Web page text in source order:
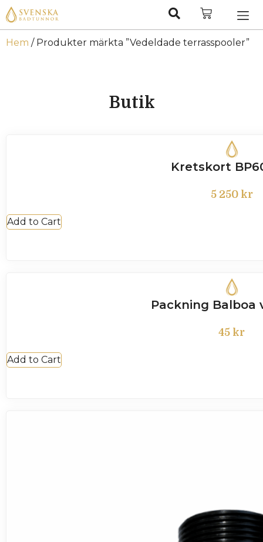
Hem / Produkter märkta ”Vedeldade terrasspooler”
Butik
Kretskort
5 250 kr
Add to Cart
Packning Balboa
45 kr
Add to Cart